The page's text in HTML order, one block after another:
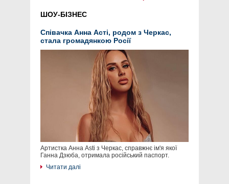
ШОУ-БІЗНЕС
Співачка Анна Асті, родом з Черкас,
стала громадянкою Росії
Артистка Анна Asti з Черкас, справжнє ім'я якої
Ганна Дзюба, отримала російський паспорт.
Читати далі